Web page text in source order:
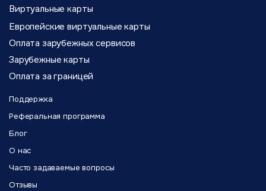
Виртуальные карты
Европейские виртуальные карты
Оплата зарубежных сервисов
Зарубежные карты
Оплата за границей
Поддержка
Реферальная программа
Блог
О нас
Часто задаваемые вопросы
Отзывы